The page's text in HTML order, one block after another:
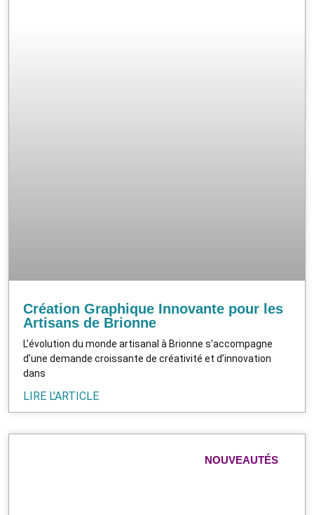
Création Graphique Innovante pour les
Artisans de Brionne
L’évolution du monde artisanal à Brionne s’accompagne
d’une demande croissante de créativité et d’innovation
dans
LIRE L'ARTICLE
NOUVEAUTÉS